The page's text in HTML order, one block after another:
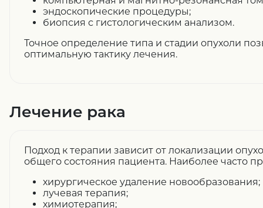
эндоскопические процедуры;
биопсия с гистологическим анализом.
Точное определение типа и стадии опухоли
оптимальную тактику лечения.
Лечение рака
Подход к терапии зависит от локализации
общего состояния пациента. Наиболее часто
хирургическое удаление новообразования;
лучевая терапия;
химиотерапия;